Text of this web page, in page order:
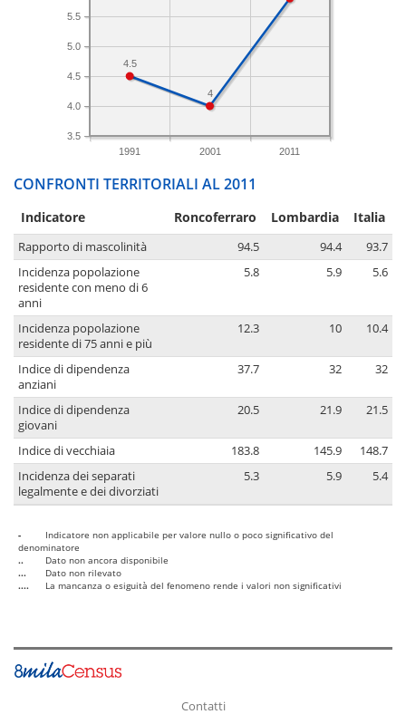
1991 2001 2011
3.5
4.0
4.5
5.0
5.5
4
4.5
CONFRONTI TERRITORIALI AL 2011
Indicatore Roncoferraro Lombardia Italia
Rapporto di mascolinità 94.5 94.4
93.7
Incidenza popolazione
residente con meno di 6
anni
5.8 5.9 5.6
Incidenza popolazione
residente di 75 anni e più
12.3 10 10.4
Indice di dipendenza
anziani
37.7 32 32
Indice di dipendenza
giovani
20.5 21.9 21.5
Indice di vecchiaia 183.8 145.9
148.7
Incidenza dei separati
legalmente e dei divorziati
5.3 5.9 5.4
-
Indicatore non applicabile per valore nullo o poco significativo del
denominatore
..
Dato non ancora disponibile
...
Dato non rilevato
....
La mancanza o esiguità del fenomeno rende i valori non significativi
Contatti